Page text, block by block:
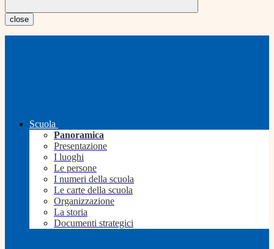
close
Scuola
Panoramica
Presentazione
I luoghi
Le persone
I numeri della scuola
Le carte della scuola
Organizzazione
La storia
Documenti strategici